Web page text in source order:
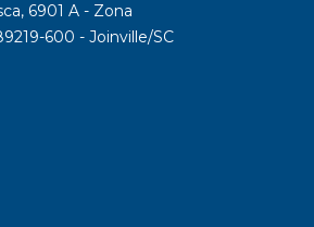
6901 A - Zona
600 - Joinville/SC